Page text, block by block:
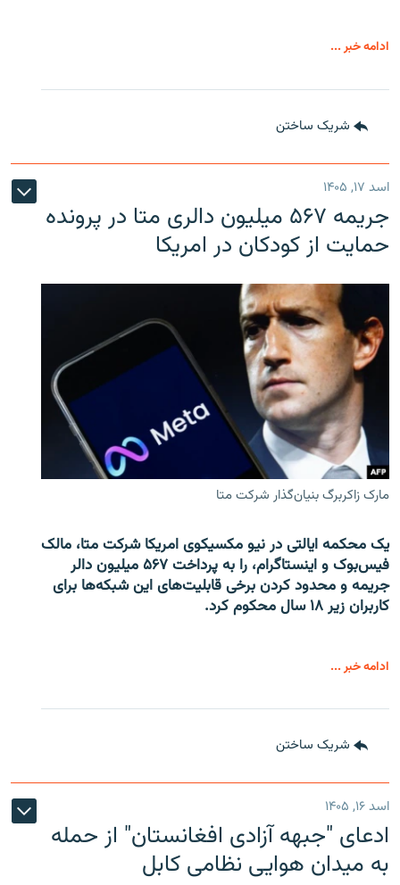
ادامه خبر ...
شریک ساختن
اسد ۱۷, ۱۴۰۵
جریمه ۵۶۷ میلیون دالری متا در پرونده
حمایت از کودکان در امریکا
مارک زاکربرگ بنیان‌گذار شرکت متا
یک محکمه ایالتی در نیو مکسیکوی امریکا شرکت متا، مالک
فیس‌بوک و اینستاگرام، را به پرداخت ۵۶۷ میلیون دالر
جریمه و محدود کردن برخی قابلیت‌های این شبکه‌ها برای
کاربران زیر ۱۸ سال محکوم کرد.
ادامه خبر ...
شریک ساختن
اسد ۱۶, ۱۴۰۵
ادعای "جبهه آزادی افغانستان" از حمله
به میدان هوایی نظامی کابل